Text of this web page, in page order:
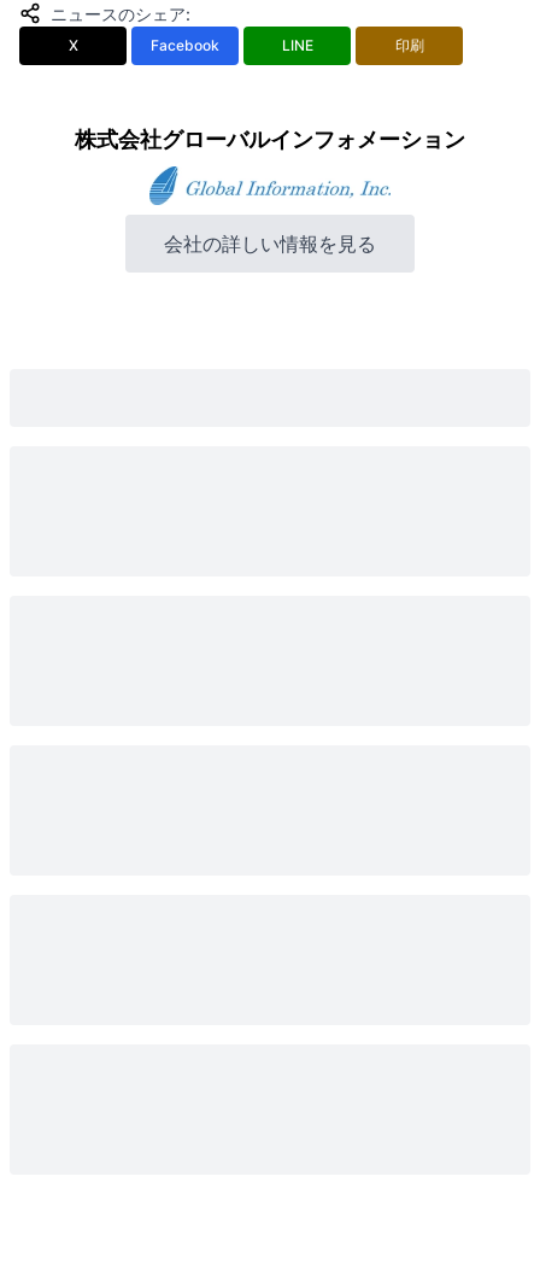
ニュースのシェア:
X Facebook LINE 印刷
株式会社グローバルインフォメーション
会社の詳しい情報を見る